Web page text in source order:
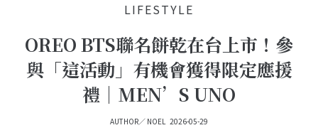
LIFESTYLE
OREO BTS聯名餅乾在台上市！參
與「這活動」有機會獲得限定應援
禮｜MEN’S UNO
AUTHOR／ NOEL 2026-05-29